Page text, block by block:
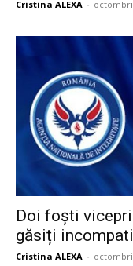
Cristina ALEXA -
Doi foști
găsiți
Cristina ALEXA -